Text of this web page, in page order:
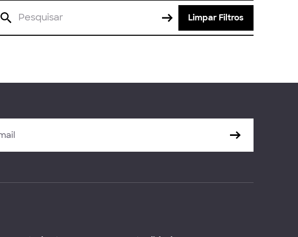
Limpar Filtros